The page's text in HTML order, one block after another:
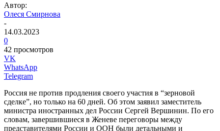
Автор:
Олеся Смирнова
-
14.03.2023
0
42 просмотров
VK
WhatsApp
Telegram
Россия не против продления своего участия в “зерновой
сделке”, но только на 60 дней. Об этом заявил заместитель
министра иностранных дел России Сергей Вершинин. По его
словам, завершившиеся в Женеве переговоры между
представителями России и ООН были детальными и